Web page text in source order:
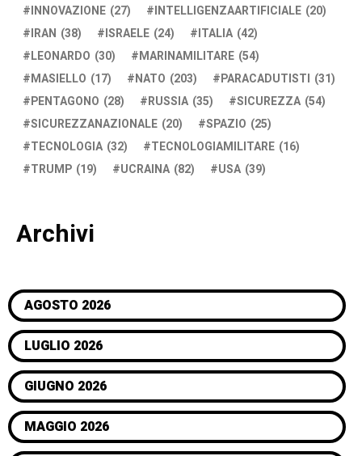
INNOVAZIONE (27) INTELLIGENZAARTIFICIALE (20)
IRAN (38) ISRAELE (24) ITALIA (42)
LEONARDO (30) MARINAMILITARE (54)
MASIELLO (17) NATO (203) PARACADUTISTI (31)
PENTAGONO (28) RUSSIA (35) SICUREZZA (54)
SICUREZZANAZIONALE (20) SPAZIO (25)
TECNOLOGIA (32) TECNOLOGIAMILITARE (16)
TRUMP (19) UCRAINA (82) USA (39)
Archivi
AGOSTO 2026
LUGLIO 2026
GIUGNO 2026
MAGGIO 2026